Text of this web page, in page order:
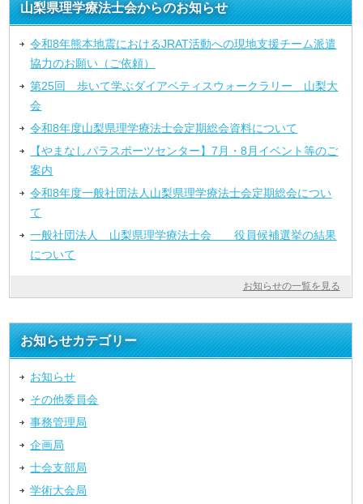
山梨県理学療法士会からのお知らせ
令和8年熊本地震におけるJRAT活動への現地支援チーム派遣
協力のお願い（ご依頼）
第25回 歩いて学ぶダイアベティスウォークラリー 山梨大
会
令和8年度山梨県理学療法士会定期総会資料について
【やまなしパラスポーツセンター】7月・8月イベント等のご
案内
令和8年度一般社団法人山梨県理学療法士会定期総会につい
て
一般社団法人 山梨県理学療法士会 役員候補選挙の結果
について
お知らせの一覧を見る
お知らせカテゴリー
お知らせ
その他委員会
事務管理局
企画局
士会支部局
学術大会局